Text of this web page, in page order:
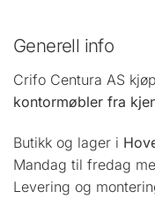
Generell info
Crifo Centura AS
kontormøbler fra
Butikk og lager i
Mandag til fredag
Levering og